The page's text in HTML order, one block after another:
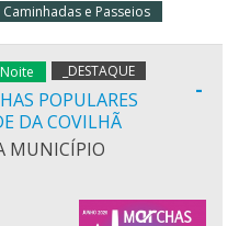
Caminhadas e Passeios
-
_DESTAQUE
POPULARES
DA COVILHÃ
MUNICÍPIO